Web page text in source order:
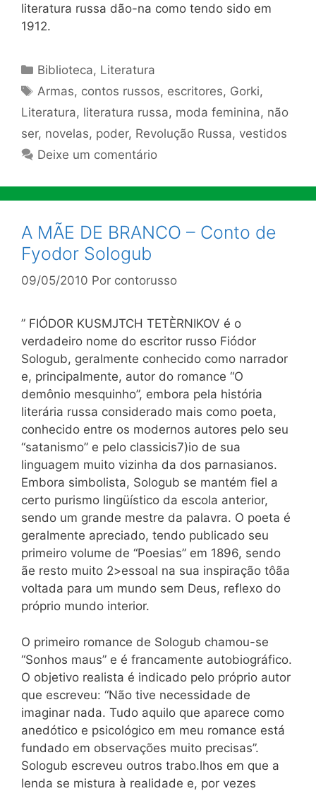
literatura russa dão-na como tendo sido em
1912.
Categorias
Biblioteca, Literatura
Tags
Armas, contos russos, escritores, Gorki,
Literatura, literatura russa, moda feminina, não
ser, novelas, poder, Revolução Russa, vestidos
Deixe um comentário
A MÃE DE BRANCO – Conto de
Fyodor Sologub
09/05/2010 Por contorusso
” FIÓDOR KUSMJTCH TETÈRNIKOV é o
verdadeiro nome do escritor russo Fiódor
Sologub, geralmente conhecido como narrador
e, principalmente, autor do romance “O
demônio mesquinho”, embora pela história
literária russa considerado mais como poeta,
conhecido entre os modernos autores pelo seu
“satanismo” e pelo classicis7)io de sua
linguagem muito vizinha da dos parnasianos.
Embora simbolista, Sologub se mantém fiel a
certo purismo lingüístico da escola anterior,
sendo um grande mestre da palavra. O poeta é
geralmente apreciado, tendo publicado seu
primeiro volume de “Poesias” em 1896, sendo
ãe resto muito 2>essoal na sua inspiração tôãa
voltada para um mundo sem Deus, reflexo do
próprio mundo interior.
O primeiro romance de Sologub chamou-se
“Sonhos maus” e é francamente autobiográfico.
O objetivo realista é indicado pelo próprio autor
que escreveu: “Não tive necessidade de
imaginar nada. Tudo aquilo que aparece como
anedótico e psicológico em meu romance está
fundado em observações muito precisas”.
Sologub escreveu outros trabo.lhos em que a
lenda se mistura à realidade e, por vezes